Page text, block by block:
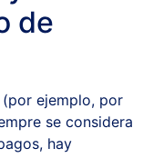
de
ejemplo, por
se considera
hay